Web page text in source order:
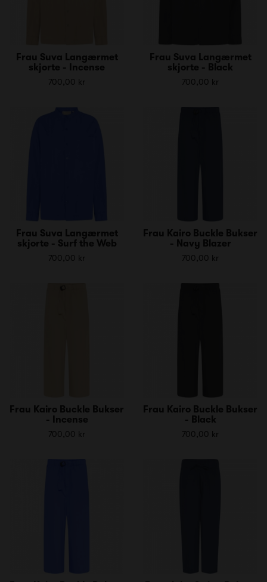
Frau Suva Langærmet
skjorte - Incense
700,00 kr
Frau Suva Langærmet
skjorte - Black
700,00 kr
Frau Suva Langærmet
skjorte - Surf the Web
700,00 kr
Frau Kairo Buckle Bukser
- Navy Blazer
700,00 kr
Frau Kairo Buckle Bukser
- Incense
700,00 kr
Frau Kairo Buckle Bukser
- Black
700,00 kr